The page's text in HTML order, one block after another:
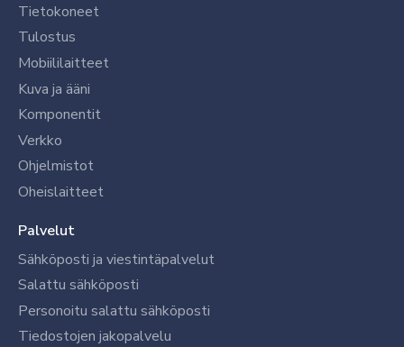
Tietokoneet
Tulostus
Mobiililaitteet
Kuva ja ääni
Komponentit
Verkko
Ohjelmistot
Oheislaitteet
Palvelut
Sähköposti ja viestintäpalvelut
Salattu sähköposti
Personoitu salattu sähköposti
Tiedostojen jakopalvelu